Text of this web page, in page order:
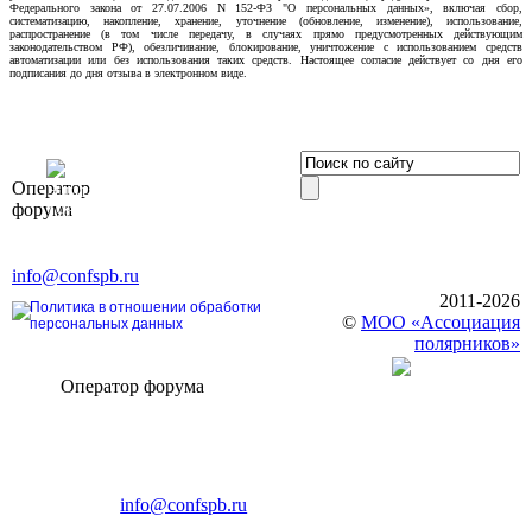
Федерального закона от 27.07.2006 N 152-ФЗ "О персональных данных», включая сбор,
систематизацию, накопление, хранение, уточнение (обновление, изменение), использование,
распространение (в том числе передачу, в случаях прямо предусмотренных действующим
законодательством РФ), обезличивание, блокирование, уничтожение с использованием средств
автоматизации или без использования таких средств. Настоящее согласие действует со дня его
подписания до дня отзыва в электронном виде.
Оператор
форума
Элит»
196191, г. Санкт-Петербург,
info@confspb.ru
Политика в отношении обработки
персональных данных
2011-2026
© МОО «Ассоциация
полярников»
Оператор форума
E-mail:info@confspb.ru